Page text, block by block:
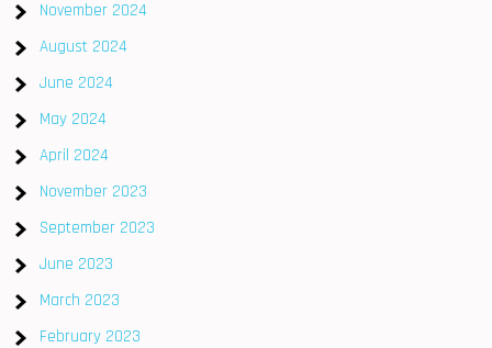
November 2024
August 2024
June 2024
May 2024
April 2024
November 2023
September 2023
June 2023
March 2023
February 2023